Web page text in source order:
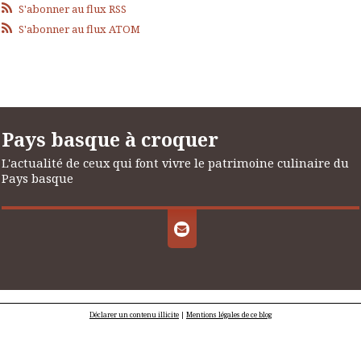
S'abonner au flux RSS
S'abonner au flux ATOM
Pays basque à croquer
L'actualité de ceux qui font vivre le patrimoine culinaire du
Pays basque
Déclarer un contenu illicite Mentions légales de ce blog